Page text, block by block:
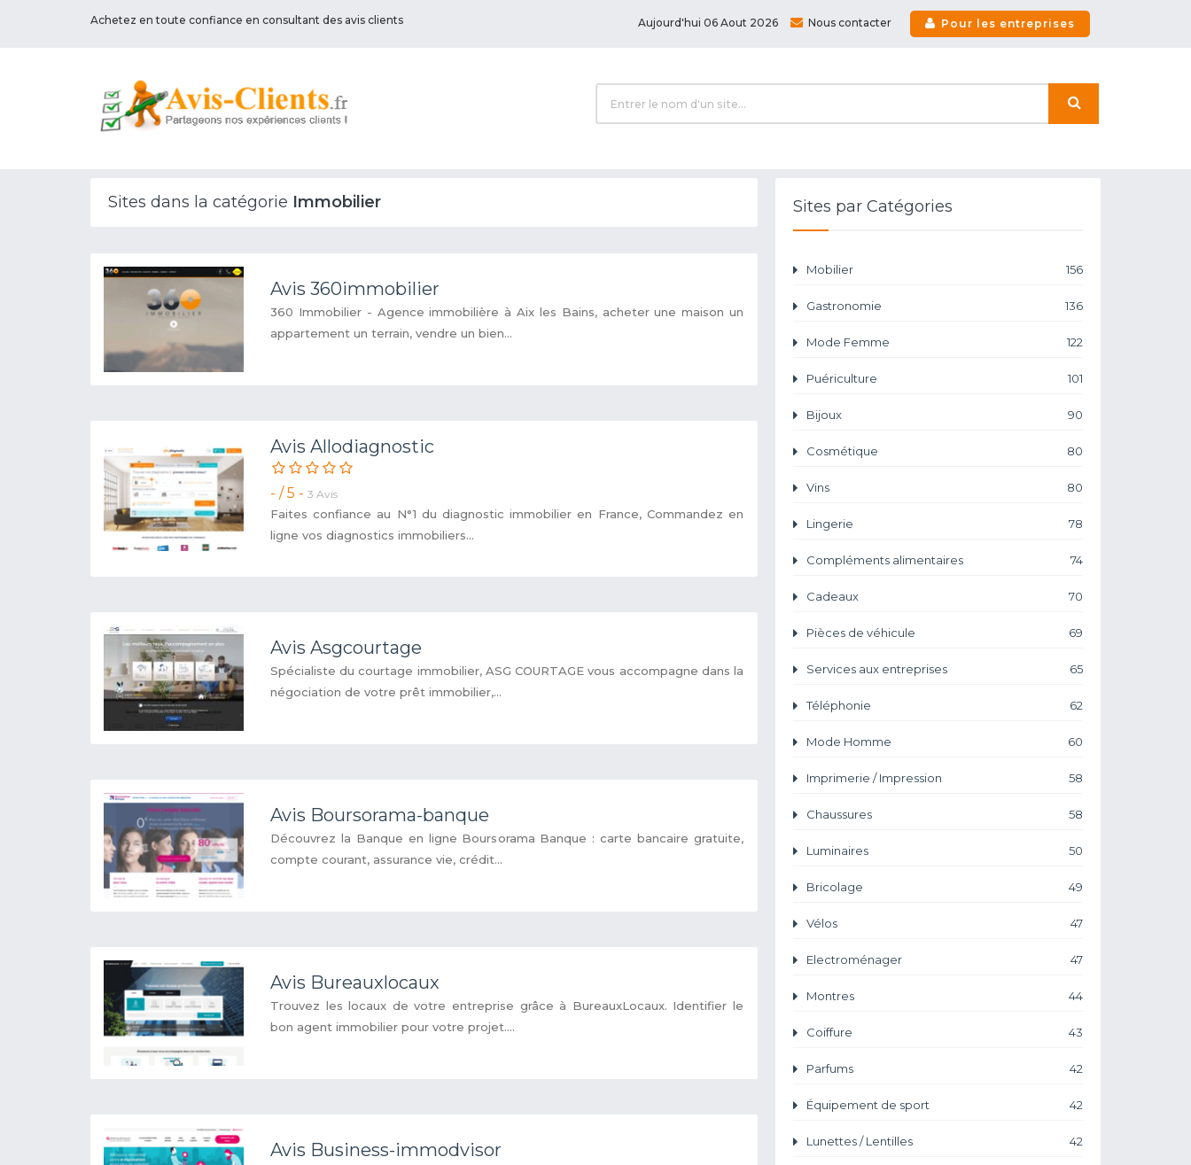
Achetez en toute confiance en consultant des avis clients Aujourd'hui 06 Aout 2026 Nous contacter Pour les entreprises
Sites dans la catégorie Immobilier
Avis 360immobilier
360 Immobilier - Agence immobilière à Aix les Bains, acheter une maison un
appartement un terrain, vendre un bien...
Avis Allodiagnostic
- / 5 - 3 Avis
Faites confiance au N°1 du diagnostic immobilier en France, Commandez en
ligne vos diagnostics immobiliers...
Avis Asgcourtage
Spécialiste du courtage immobilier, ASG COURTAGE vous accompagne dans la
négociation de votre prêt immobilier,...
Avis Boursorama-banque
Découvrez la Banque en ligne Boursorama Banque : carte bancaire gratuite,
compte courant, assurance vie, crédit...
Avis Bureauxlocaux
Trouvez les locaux de votre entreprise grâce à BureauxLocaux. Identifier le
bon agent immobilier pour votre projet....
Avis Business-immodvisor
Sites par Catégories
Mobilier 156
Gastronomie 136
Mode Femme 122
Puériculture 101
Bijoux 90
Cosmétique 80
Vins 80
Lingerie 78
Compléments alimentaires 74
Cadeaux 70
Pièces de véhicule 69
Services aux entreprises 65
Téléphonie 62
Mode Homme 60
Imprimerie / Impression 58
Chaussures 58
Luminaires 50
Bricolage 49
Vélos 47
Electroménager 47
Montres 44
Coiffure 43
Parfums 42
Équipement de sport 42
Lunettes / Lentilles 42